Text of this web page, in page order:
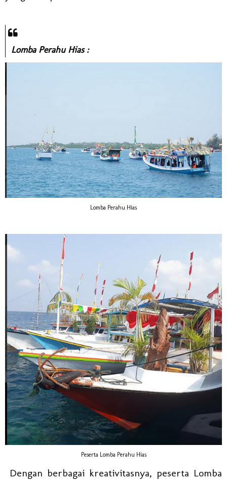
Lomba Perahu Hias :
Lomba Perahu Hias
Peserta Lomba Perahu Hias
Dengan berbagai kreativitasnya, peserta Lomba